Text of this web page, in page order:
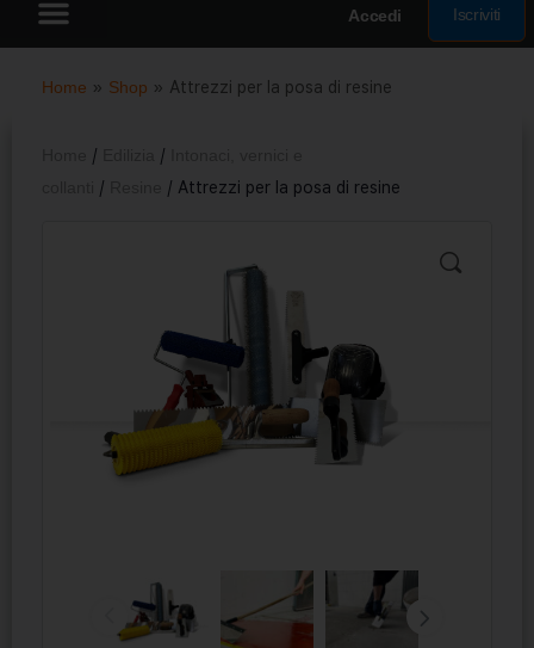
Accedi Iscriviti
Home » Shop » Attrezzi per la posa di resine
/ /
/ / Attrezzi per la posa di resine